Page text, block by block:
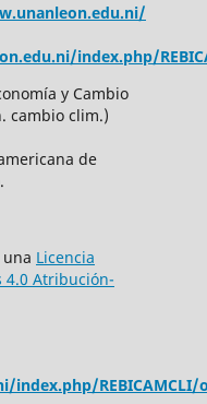
index.php/
y Cambio
cambio clim.)
de
Licencia
4.0 Atribución-
REBICAMCLI/